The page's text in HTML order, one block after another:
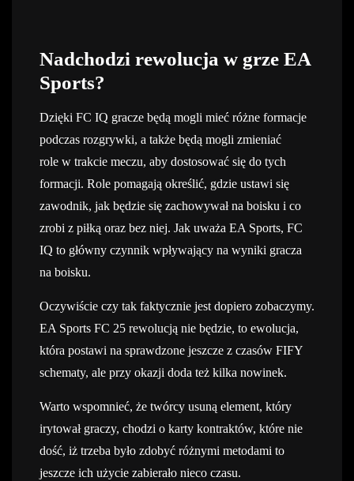
Nadchodzi rewolucja w grze EA
Sports?
Dzięki FC IQ gracze będą mogli mieć różne formacje
podczas rozgrywki, a także będą mogli zmieniać
role w trakcie meczu, aby dostosować się do tych
formacji. Role pomagają określić, gdzie ustawi się
zawodnik, jak będzie się zachowywał na boisku i co
zrobi z piłką oraz bez niej. Jak uważa EA Sports, FC
IQ to główny czynnik wpływający na wyniki gracza
na boisku.
Oczywiście czy tak faktycznie jest dopiero zobaczymy.
EA Sports FC 25 rewolucją nie będzie, to ewolucja,
która postawi na sprawdzone jeszcze z czasów FIFY
schematy, ale przy okazji doda też kilka nowinek.
Warto wspomnieć, że twórcy usuną element, który
irytował graczy, chodzi o karty kontraktów, które nie
dość, iż trzeba było zdobyć różnymi metodami to
jeszcze ich użycie zabierało nieco czasu.